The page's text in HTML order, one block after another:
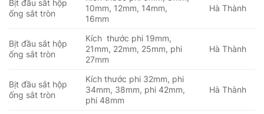
Bịt đầu sắt hộp
ống sắt tròn
10mm, 12mm, 14mm,
16mm
Hà Thành
Bịt đầu sắt hộp
ống sắt tròn
Kích thước phi 19mm,
21mm, 22mm, 25mm, phi
27mm
Hà Thành
Bịt đầu sắt hộp
ống sắt tròn
Kích thước phi 32mm, phi
34mm, 38mm, phi 42mm,
phi 48mm
Hà Thành